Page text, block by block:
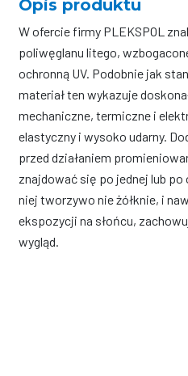
Opis produktu
W ofercie firmy PLEKSPOL
poliwęglanu litego,
ochronną UV. Podobnie jak
materiał ten wykazuje
mechaniczne, termiczne i
elastyczny i wysoko udarny.
przed działaniem
znajdować się po jednej lub po
niej tworzywo nie żółknie, i
ekspozycji na słońcu,
wygląd.